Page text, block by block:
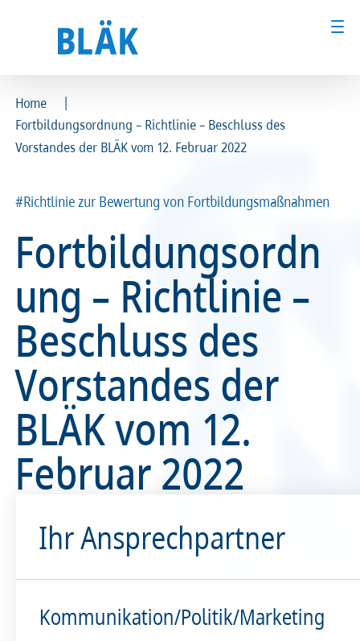
Ärztinnen und Ärzte
Patientinnen und Patienten
Kammer & Politik
Presse
Karriere
Recht
Service & Kontakt
meineBLÄK
Ärztinnen und Ärzte
Patientinnen und Patienten
Kammer & Politik
Presse
Karriere
Recht
Service & Kontakt
meineBLÄK
Home
|
Fortbildungsordnung – Richtlinie – Beschluss des
Vorstandes der BLÄK vom 12. Februar 2022
#Richtlinie zur Bewertung von Fortbildungsmaßnahmen
Fortbildungsordn
ung – Richtlinie –
Beschluss des
Vorstandes der
BLÄK vom 12.
Februar 2022
Ihr Ansprechpartner
Kommunikation/Politik/Marketing